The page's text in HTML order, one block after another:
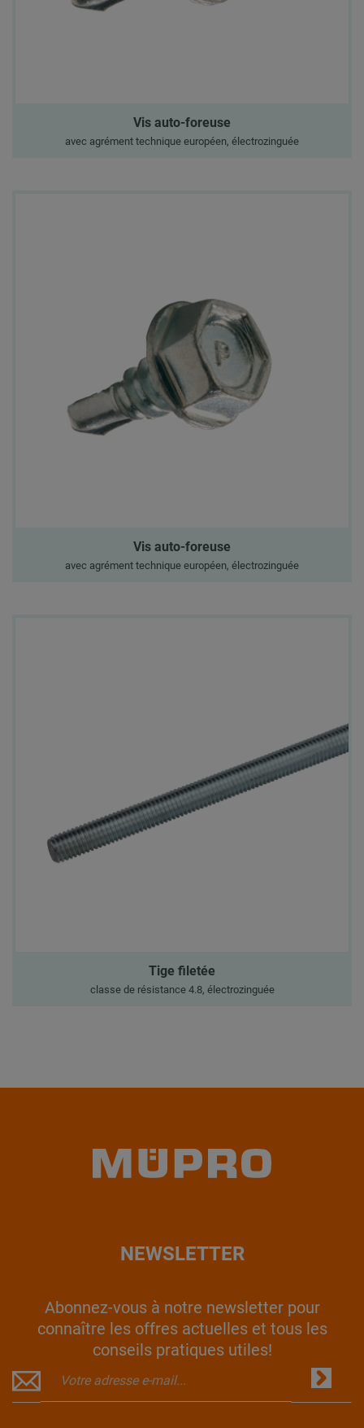
Vis auto-foreuse
avec agrément technique européen, électrozinguée
Vis auto-foreuse
avec agrément technique européen, électrozinguée
Tige filetée
classe de résistance 4.8, électrozinguée
NEWSLETTER
Abonnez-vous à notre newsletter pour
connaître les offres actuelles et tous les
conseils pratiques utiles!